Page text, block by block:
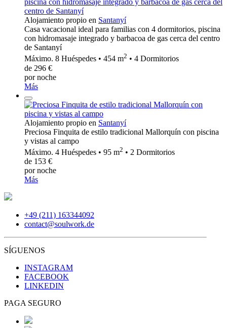
Alojamiento propio en Santanyí
Casa vacacional ideal para familias con 4 dormitorios, piscina
con hidromasaje integrado y barbacoa de gas cerca del centro
de Santanyí
Máximo. 8 Huéspedes • 454 m2 • 4 Dormitorios
de 296 €
por noche
Más
Alojamiento propio en Santanyí
Preciosa Finquita de estilo tradicional Mallorquín con piscina
y vistas al campo
Máximo. 4 Huéspedes • 95 m2 • 2 Dormitorios
de 153 €
por noche
Más
+49 (211) 163344092
contact@soulwork.de
SÍGUENOS
INSTAGRAM
FACEBOOK
LINKEDIN
PAGA SEGURO